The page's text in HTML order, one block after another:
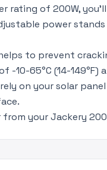
rating of 200W,
power
to prevent
-10-65°C (14-149°F)
on your solar
your Jackery